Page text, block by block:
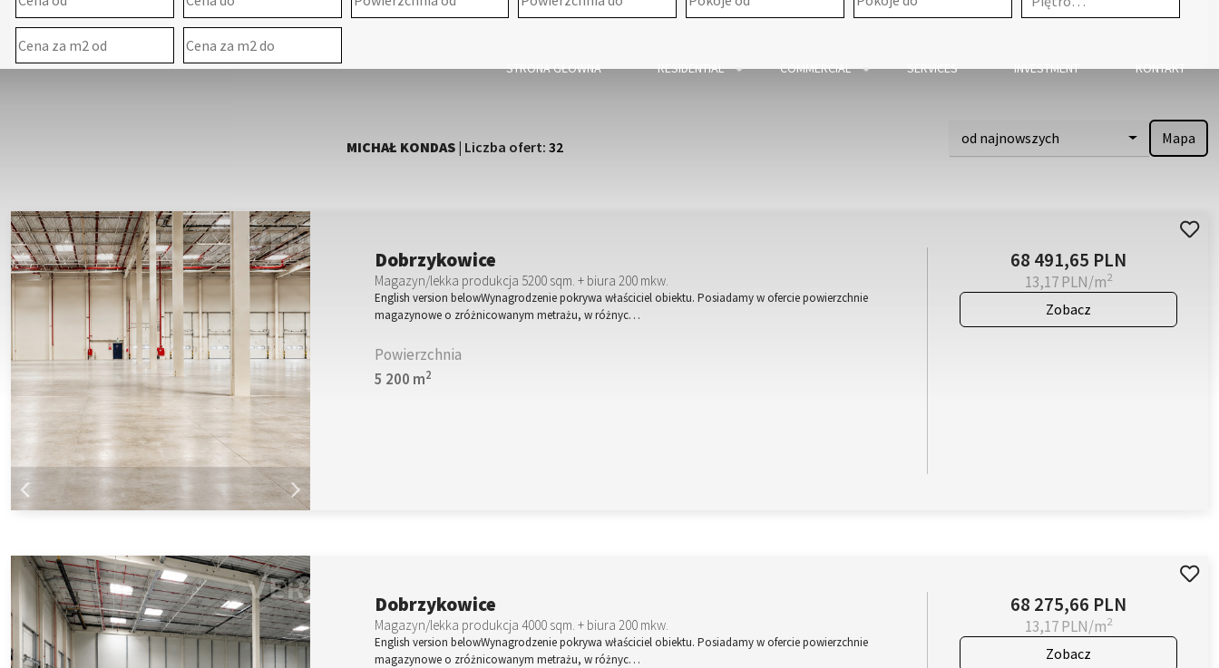
STRONA GŁÓWNA RESIDENTIAL COMMERCIAL SERVICES INVESTMENT KONTAKT
MICHAŁ KONDAS| Liczba ofert: 32 od najnowszych Mapa
Dobrzykowice
Magazyn/lekka produkcja 5200 sqm. + biura 200 mkw.
English version belowWynagrodzenie pokrywa właściciel obiektu. Posiadamy w ofercie powierzchnie
magazynowe o zróżnicowanym metrażu, w różnyc…
Powierzchnia
5 200 m2
68 491,65 PLN
13,17 PLN/m2
Zobacz
Dobrzykowice
Magazyn/lekka produkcja 4000 sqm. + biura 200 mkw.
English version belowWynagrodzenie pokrywa właściciel obiektu. Posiadamy w ofercie powierzchnie
magazynowe o zróżnicowanym metrażu, w różnyc…
68 275,66 PLN
13,17 PLN/m2
Zobacz